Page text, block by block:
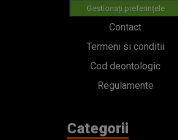
Gestionați preferințele
Contact
Termeni si conditii
Cod deontologic
Regulamente
Categorii